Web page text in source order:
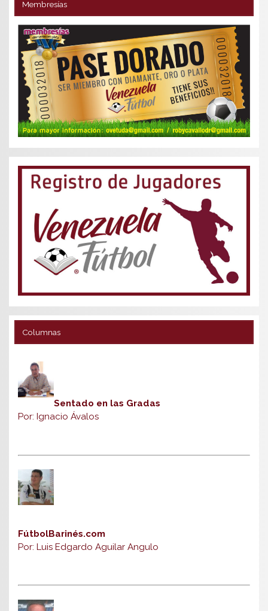
Membresías
Columnas
Sentado en las Gradas
Por: Ignacio Ávalos
FútbolBarinés.com
Por: Luis Edgardo Aguilar Angulo